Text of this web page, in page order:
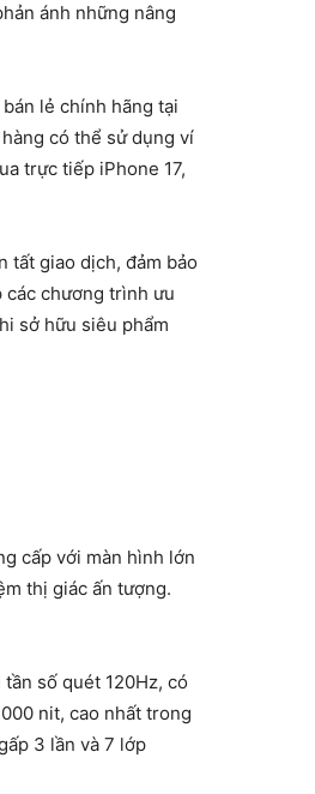
ánh những nâng
lẻ chính hãng tại
có thể sử dụng ví
trực tiếp iPhone 17,
tất giao dịch, đảm bảo
chương trình ưu
sở hữu siêu phẩm
cấp với màn hình lớn
thị giác ấn tượng.
số quét 120Hz, có
nit, cao nhất trong
3 lần và 7 lớp